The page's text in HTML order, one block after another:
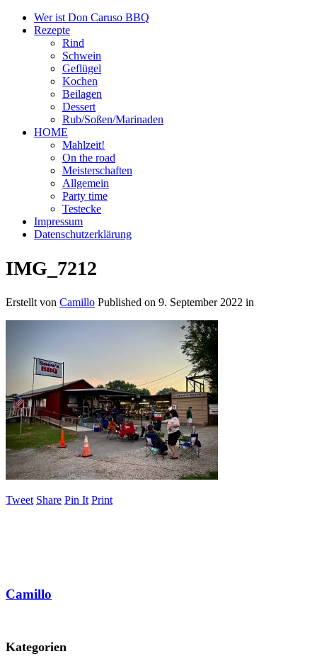
Wer ist Don Caruso BBQ
Rezepte
Rind
Schwein
Geflügel
Kochen
Beilagen
Dessert
Rub/Soßen/Marinaden
HOME
Mahlzeit!
On the road
Meisterschaften
Allgemein
Party time
Testecke
Impressum
Datenschutzerklärung
IMG_7212
Erstellt von Camillo Published on 9. September 2022 in
Tweet Share Pin It Print
Camillo
Kategorien